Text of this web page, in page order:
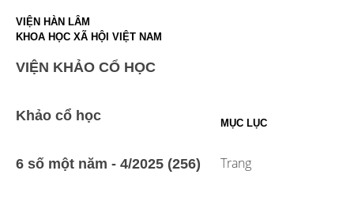
VIỆN HÀN LÂM
KHOA HỌC XÃ HỘI VIỆT NAM
VIỆN KHẢO CỔ HỌC
Khảo cổ học MỤC LỤC
6 số một năm - 4/2025 (256) Trang